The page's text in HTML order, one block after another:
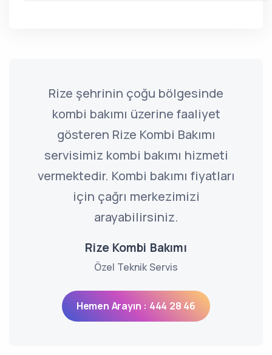
Rize şehrinin çoğu bölgesinde
kombi bakımı üzerine faaliyet
gösteren Rize Kombi Bakımı
servisimiz kombi bakımı hizmeti
vermektedir. Kombi bakımı fiyatları
için çağrı merkezimizi
arayabilirsiniz.
Rize Kombi Bakımı
Özel Teknik Servis
Hemen Arayın : 444 28 46